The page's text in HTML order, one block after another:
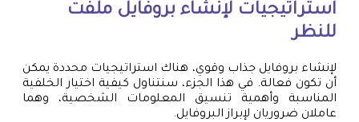
استراتيجيات لإنشاء بروفايل ملفت
للنظر
لإنشاء بروفايل جذاب وقوي، هناك استراتيجيات محددة يمكن
أن تكون فعالة. في هذا الجزء، سنتناول كيفية اختيار الخلفية
المناسبة وأهمية تنسيق المعلومات الشخصية، وهما
عاملان ضروريان لإبراز البروفايل.